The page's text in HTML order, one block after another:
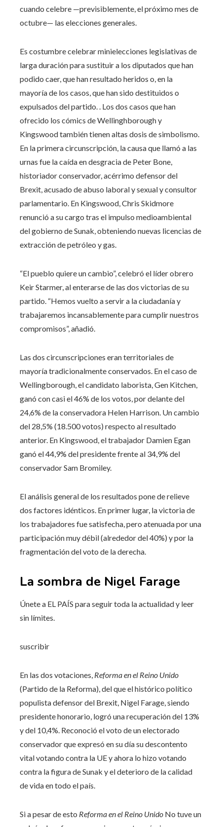
cuando celebre —previsiblemente, el próximo mes de
octubre— las elecciones generales.
Es costumbre celebrar minielecciones legislativas de
larga duración para sustituir a los diputados que han
podido caer, que han resultado heridos o, en la
mayoría de los casos, que han sido destituidos o
expulsados ​​del partido. . Los dos casos que han
ofrecido los cómics de Wellinghborough y
Kingswood también tienen altas dosis de simbolismo.
En la primera circunscripción, la causa que llamó a las
urnas fue la caída en desgracia de Peter Bone,
historiador conservador, acérrimo defensor del
Brexit, acusado de abuso laboral y sexual y consultor
parlamentario. En Kingswood, Chris Skidmore
renunció a su cargo tras el impulso medioambiental
del gobierno de Sunak, obteniendo nuevas licencias de
extracción de petróleo y gas.
“El pueblo quiere un cambio”, celebró el líder obrero
Keir Starmer, al enterarse de las dos victorias de su
partido. “Hemos vuelto a servir a la ciudadanía y
trabajaremos incansablemente para cumplir nuestros
compromisos”, añadió.
Las dos circunscripciones eran territoriales de
mayoría tradicionalmente conservados. En el caso de
Wellingborough, el candidato laborista, Gen Kitchen,
ganó con casi el 46% de los votos, por delante del
24,6% de la conservadora Helen Harrison. Un cambio
del 28,5% (18.500 votos) respecto al resultado
anterior. En Kingswood, el trabajador Damien Egan
ganó el 44,9% del presidente frente al 34,9% del
conservador Sam Bromiley.
El análisis general de los resultados pone de relieve
dos factores idénticos. En primer lugar, la victoria de
los trabajadores fue satisfecha, pero atenuada por una
participación muy débil (alrededor del 40%) y por la
fragmentación del voto de la derecha.
La sombra de Nigel Farage
Únete a EL PAÍS para seguir toda la actualidad y leer
sin límites.
suscribir
En las dos votaciones, Reforma en el Reino Unido
(Partido de la Reforma), del que el histórico político
populista defensor del Brexit, Nigel Farage, siendo
presidente honorario, logró una recuperación del 13%
y del 10,4%. Reconoció el voto de un electorado
conservador que expresó en su día su descontento
vital votando contra la UE y ahora lo hizo votando
contra la figura de Sunak y el deterioro de la calidad
de vida en todo el país.
Si a pesar de esto Reforma en el Reino Unido No tuve un